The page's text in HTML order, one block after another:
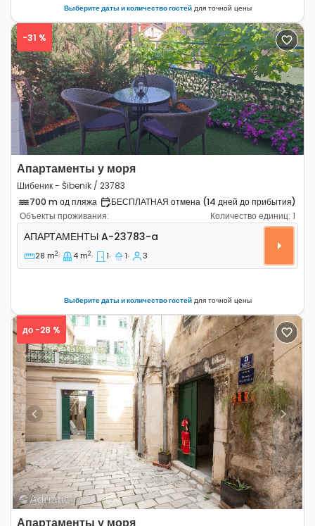
Выберите даты и количество гостейдля точной цены
Previous Next
-31 %
Апартаменты у моря
Шибеник - Šibenik / 23783
700 m од пляжа
БЕСПЛАТНАЯ отмена (14 дней до прибытия)
Объекты проживания:
Количество единиц: 1
Однокомнатные апартаменты Шибеник - Šibenik A-
АПАРТАМЕНТЫ A-23783-a
28 m2 4 m2 1 1 3
Выберите даты и количество гостейдля точной цены
Previous Next
до -28 %